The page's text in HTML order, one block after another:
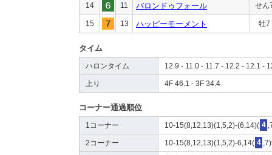
14 11 バロンドゥフォール せん
15 13 ハッピーモーメント 牡7
タイム
ハロンタイム 12.9 - 11.0 - 11.7 - 12.2 - 12.1 -
上り 4F 46.1 - 3F 34.4
コーナー通過順位
1コーナー 10-15(8,12,13)(1,5,2)-(6,14)( 4
2コーナー 10-15(8,12,13)(1,5,2)-6,14( 4